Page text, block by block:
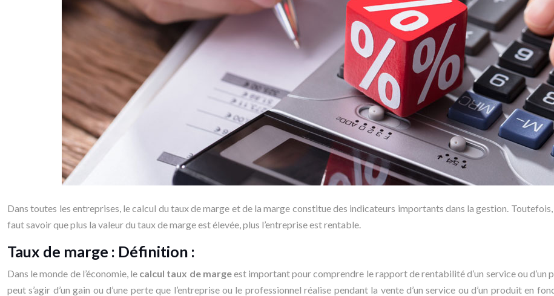
Dans toutes les entreprises, le calcul du taux de marge et de la marge constitue des indicateurs importants dans la gestion.
faut savoir que plus la valeur du taux de marge est élevée, plus l’entreprise est rentable.
Taux de marge : Définition :
Dans le monde de l’économie, le calcul taux de margeest important pour comprendre le rapport de rentabilité d’un service ou d’un
peut s’agir d’un gain ou d’une perte que l’entreprise ou le professionnel réalise pendant la vente d’un service ou d’un produit en